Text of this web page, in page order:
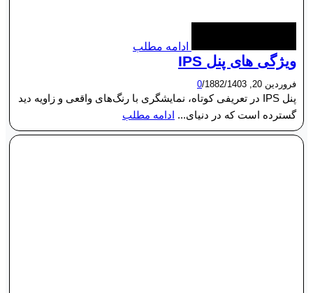
ادامه مطلب
ویژگی های پنل IPS
فروردین 20, 1403 /
1882
/
0
پنل IPS در تعریفی کوتاه، نمایشگری با رنگ‌های واقعی و زاویه دید
گسترده است که در دنیای... ادامه مطلب